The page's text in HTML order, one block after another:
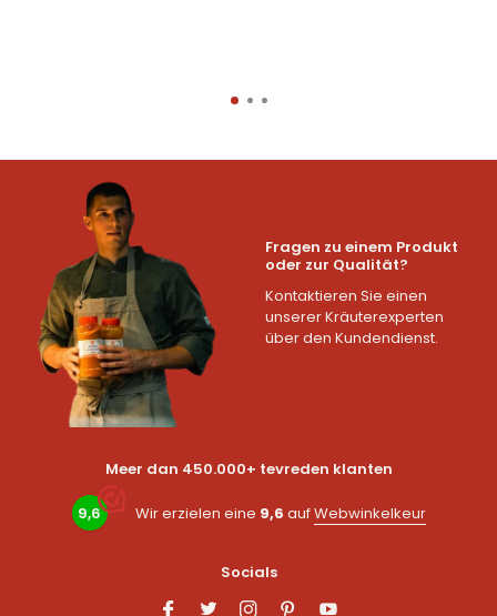
Fragen zu einem Produkt
oder zur Qualität?
Kontaktieren Sie einen
unserer Kräuterexperten
über den Kundendienst.
Meer dan 450.000+ tevreden klanten
9,6 Wir erzielen eine 9,6 aufWebwinkelkeur
Socials